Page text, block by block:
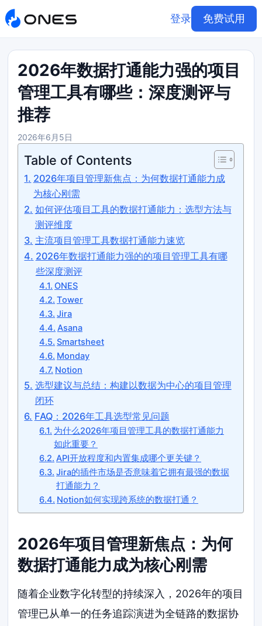
登录 免费试用
2026年数据打通能力强的项目
管理工具有哪些：深度测评与
推荐
2026年6月5日
Table of Contents
2026年项目管理新焦点：为何数据打通能力成
为核心刚需
如何评估项目工具的数据打通能力：选型方法与
测评维度
主流项目管理工具数据打通能力速览
2026年数据打通能力强的的项目管理工具有哪
些深度测评
ONES
Tower
Jira
Asana
Smartsheet
Monday
Notion
选型建议与总结：构建以数据为中心的项目管理
闭环
FAQ：2026年工具选型常见问题
为什么2026年项目管理工具的数据打通能力
如此重要？
API开放程度和内置集成哪个更关键？
Jira的插件市场是否意味着它拥有最强的数据
打通能力？
Notion如何实现跨系统的数据打通？
2026年项目管理新焦点：为何
数据打通能力成为核心刚需
随着企业数字化转型的持续深入，2026年的项目
管理已从单一的任务追踪演进为全链路的数据协